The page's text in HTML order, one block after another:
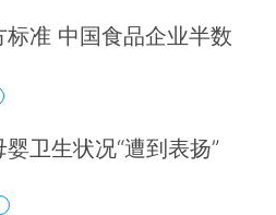
标准 中国食品企业半数
婴卫生状况“遭到表扬”